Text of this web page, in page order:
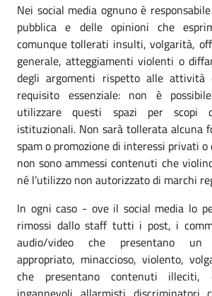
Nei social media ognuno è
pubblica e delle opinioni che
comunque tollerati insulti, volgarità,
generale, atteggiamenti violenti o
degli argomenti rispetto alle attività
requisito essenziale: non è
utilizzare questi spazi per scopi
istituzionali. Non sarà tollerata alcuna
spam o promozione di interessi privati
non sono ammessi contenuti che
né l’utilizzo non autorizzato di marchi
In ogni caso - ove il social media lo
rimossi dallo staff tutti i post, i
audio/video che presentano un
appropriato, minaccioso, violento,
che presentano contenuti illeciti,